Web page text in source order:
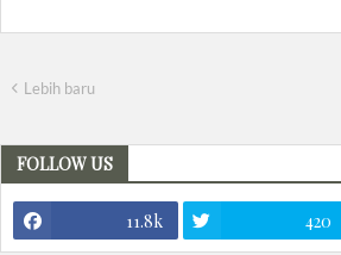
Lebih baru
FOLLOW US
11.8k 420